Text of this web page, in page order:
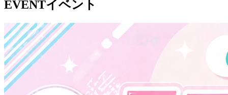
EVENTイベント